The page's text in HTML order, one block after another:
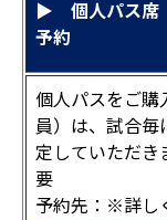
▶ 個人パス席
予約
個人パスをご
員）は、試合
定していただ
要
予約先：※詳し